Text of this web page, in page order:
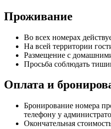
Проживание
Во всех номерах
На всей территории
Размещение с
Просьба соблюдать
Оплата и
Бронирование номера
телефону у
Окончательная